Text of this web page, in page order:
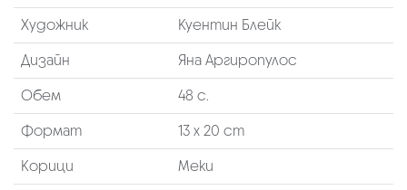
Художник
Куентин Блейк
Дизайн
Яна Аргиропулос
Обем
48 с.
Формат
13 х 20 cm
Корици
Меки